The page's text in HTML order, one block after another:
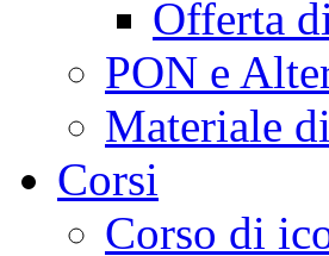
Offerta
PON e
Materiale
Corsi
Corso di